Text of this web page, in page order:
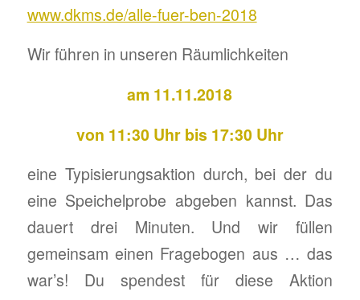
www.dkms.de/alle-fuer-ben-2018
Wir führen in unseren Räumlichkeiten
am 11.11.2018
von 11:30 Uhr bis 17:30 Uhr
eine Typisierungsaktion durch, bei der du
eine Speichelprobe abgeben kannst. Das
dauert drei Minuten. Und wir füllen
gemeinsam einen Fragebogen aus … das
war’s! Du spendest für diese Aktion